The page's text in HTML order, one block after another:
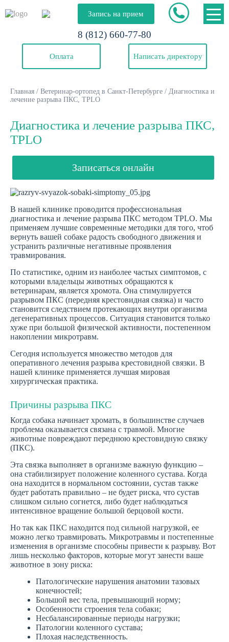
Оплата Написать директору
8 (812) 660-77-80
Запись на прием
Главная / Ветеринар-ортопед в Санкт-Петербурге / Диагностика и
лечение разрыва ПКС, TPLO
Диагностика и лечение разрыва ПКС,
TPLO
Записаться онлайн
В нашей клинике проводится профессиональная
диагностика и лечение разрыва ПКС методом TPLO. Мы
применяем лучшие современные методики для того, чтоб
вернуть вашей собаке радость свободного движения и
устранить различные негативные проявления
травмирования.
По статистике, одним из наиболее частых симптомов, с
которыми владельцы животных обращаются к
ветеринарам, является хромота. Она стимулируется
разрывом ПКС (передняя крестовидная связка) и часто
становится следствием протекающих внутри организма
дегенеративных процессов. Ситуация становится только
хуже при большой физической активности, постепенном
накоплении микротравм.
Сегодня используется множество методов для
оперативного лечения разрыва крестовидной связки. В
нашей клинике применяется лучшая мировая
хирургическая практика.
Причины разрыва ПКС
Когда собака начинает хромать, в большинстве случаев
проблема оказывается связана с травмой. Многие
животные повреждают переднюю крестовидную связку
(ПКС).
Эта связка выполняет в организме важную функцию –
она стабилизирует положение коленного сустава. Когда
она находится в нормальном состоянии, сустав также
будет работать правильно – не будет риска, что сустав
слишком сильно согнется, либо будет наблюдаться
интенсивное вращение большой берцовой кости.
Но так как ПКС находится под сильной нагрузкой, ее
можно легко травмировать. Микротравмы и постепенные
изменения в организме способны привести к разрыву. Вот
лишь несколько факторов, которые могут занести ваше
животное в зону риска:
Патологические нарушения анатомии тазовых
конечностей;
Большой вес тела, превышающий норму;
Особенности строения тела собаки;
Несбалансированные периоды нагрузки;
Патологии коленного сустава;
Плохая наследственность.